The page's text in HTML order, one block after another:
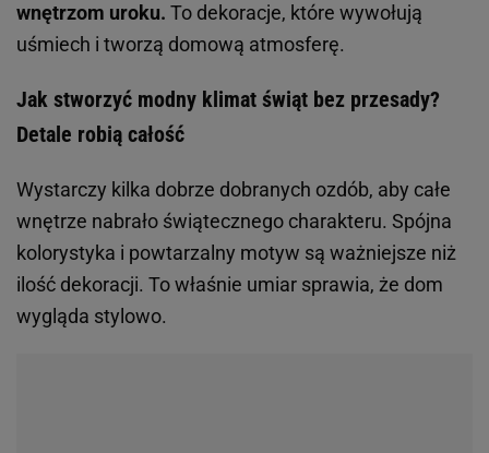
wnętrzom uroku. To dekoracje, które wywołują
uśmiech i tworzą domową atmosferę.
Jak stworzyć modny klimat świąt bez przesady?
Detale robią całość
Wystarczy kilka dobrze dobranych ozdób, aby całe
wnętrze nabrało świątecznego charakteru. Spójna
kolorystyka i powtarzalny motyw są ważniejsze niż
ilość dekoracji. To właśnie umiar sprawia, że dom
wygląda stylowo.